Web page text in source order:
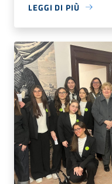
LEGGI DI PIÙ